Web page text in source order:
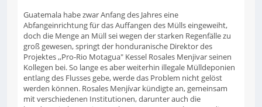
Guatemala habe zwar Anfang des Jahres eine
Abfangeinrichtung für das Auffangen des Mülls eingeweiht,
doch die Menge an Müll sei wegen der starken Regenfälle zu
groß gewesen, springt der honduranische Direktor des
Projektes ,,Pro-Rio Motagua" Kessel Rosales Menjivar seinen
Kollegen bei. So lange es aber weiterhin illegale Mülldeponien
entlang des Flusses gebe, werde das Problem nicht gelöst
werden können. Rosales Menjívar kündigte an, gemeinsam
mit verschiedenen Institutionen, darunter auch die